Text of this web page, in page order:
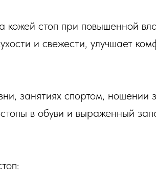
кожей стоп при повышенной
и свежести, улучшает
занятиях спортом, ношении
в обуви и выраженный